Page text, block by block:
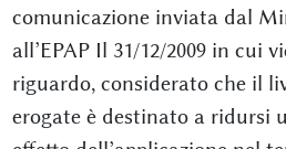
comunicazione inviata dal
all’EPAP Il 31/12/2009 in cui
riguardo, considerato che il
erogate è destinato a ridursi